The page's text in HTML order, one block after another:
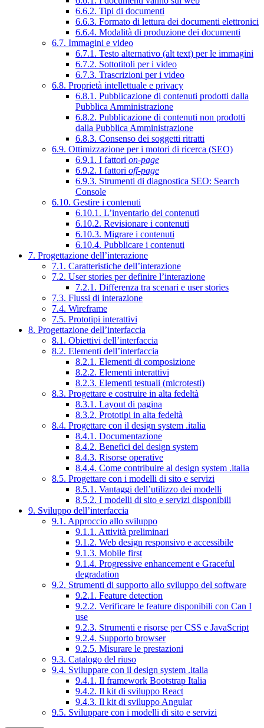
6.6.2. Tipi di documenti
6.6.3. Formato di lettura dei documenti elettronici
6.6.4. Modalità di produzione dei documenti
6.7. Immagini e video
6.7.1. Testo alternativo (alt text) per le immagini
6.7.2. Sottotitoli per i video
6.7.3. Trascrizioni per i video
6.8. Proprietà intellettuale e privacy
6.8.1. Pubblicazione di contenuti prodotti dalla
Pubblica Amministrazione
6.8.2. Pubblicazione di contenuti non prodotti
dalla Pubblica Amministrazione
6.8.3. Consenso dei soggetti ritratti
6.9. Ottimizzazione per i motori di ricerca (SEO)
6.9.1. I fattori on-page
6.9.2. I fattori off-page
6.9.3. Strumenti di diagnostica SEO: Search
Console
6.10. Gestire i contenuti
6.10.1. L’inventario dei contenuti
6.10.2. Revisionare i contenuti
6.10.3. Migrare i contenuti
6.10.4. Pubblicare i contenuti
7. Progettazione dell’interazione
7.1. Caratteristiche dell’interazione
7.2. User stories per definire l’interazione
7.2.1. Differenza tra scenari e user stories
7.3. Flussi di interazione
7.4. Wireframe
7.5. Prototipi interattivi
8. Progettazione dell’interfaccia
8.1. Obiettivi dell’interfaccia
8.2. Elementi dell’interfaccia
8.2.1. Elementi di composizione
8.2.2. Elementi interattivi
8.2.3. Elementi testuali (microtesti)
8.3. Progettare e costruire in alta fedeltà
8.3.1. Layout di pagina
8.3.2. Prototipi in alta fedeltà
8.4. Progettare con il design system .italia
8.4.1. Documentazione
8.4.2. Benefici del design system
8.4.3. Risorse operative
8.4.4. Come contribuire al design system .italia
8.5. Progettare con i modelli di sito e servizi
8.5.1. Vantaggi dell’utilizzo dei modelli
8.5.2. I modelli di sito e servizi disponibili
9. Sviluppo dell’interfaccia
9.1. Approccio allo sviluppo
9.1.1. Attività preliminari
9.1.2. Web design responsivo e accessibile
9.1.3. Mobile first
9.1.4. Progressive enhancement e Graceful
degradation
9.2. Strumenti di supporto allo sviluppo del software
9.2.1. Feature detection
9.2.2. Verificare le feature disponibili con Can I
use
9.2.3. Strumenti e risorse per CSS e JavaScript
9.2.4. Supporto browser
9.2.5. Misurare le prestazioni
9.3. Catalogo del riuso
9.4. Sviluppare con il design system .italia
9.4.1. Il framework Bootstrap Italia
9.4.2. Il kit di sviluppo React
9.4.3. Il kit di sviluppo Angular
9.5. Sviluppare con i modelli di sito e servizi